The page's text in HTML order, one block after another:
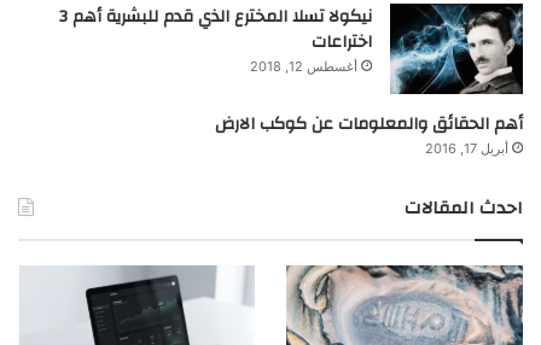
نيكولا تسلا المخترع الذي قدم للبشرية أهم 3
اختراعات
أغسطس 12, 2018
أهم الحقائق والمعلومات عن كوكب الارض
أبريل 17, 2016
احدث المقالات